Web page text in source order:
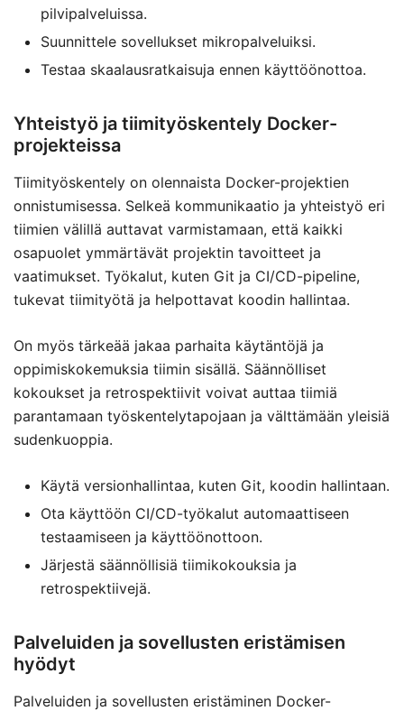
pilvipalveluissa.
Suunnittele sovellukset mikropalveluiksi.
Testaa skaalausratkaisuja ennen käyttöönottoa.
Yhteistyö ja tiimityöskentely Docker-
projekteissa
Tiimityöskentely on olennaista Docker-projektien
onnistumisessa. Selkeä kommunikaatio ja yhteistyö eri
tiimien välillä auttavat varmistamaan, että kaikki
osapuolet ymmärtävät projektin tavoitteet ja
vaatimukset. Työkalut, kuten Git ja CI/CD-pipeline,
tukevat tiimityötä ja helpottavat koodin hallintaa.
On myös tärkeää jakaa parhaita käytäntöjä ja
oppimiskokemuksia tiimin sisällä. Säännölliset
kokoukset ja retrospektiivit voivat auttaa tiimiä
parantamaan työskentelytapojaan ja välttämään yleisiä
sudenkuoppia.
Käytä versionhallintaa, kuten Git, koodin hallintaan.
Ota käyttöön CI/CD-työkalut automaattiseen
testaamiseen ja käyttöönottoon.
Järjestä säännöllisiä tiimikokouksia ja
retrospektiivejä.
Palveluiden ja sovellusten eristämisen
hyödyt
Palveluiden ja sovellusten eristäminen Docker-